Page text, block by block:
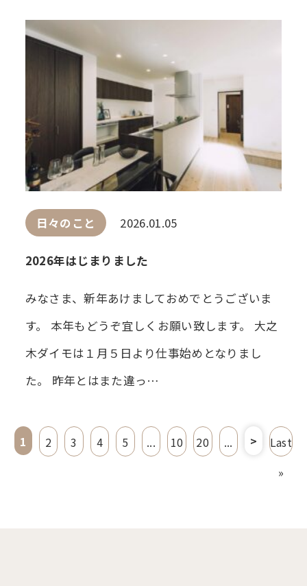
日々のこと 2026.01.05
2026年はじまりました
みなさま、新年あけましておめでとうございま
す。 本年もどうぞ宜しくお願い致します。 大之
木ダイモは１月５日より仕事始めとなりまし
た。 昨年とはまた違っ…
1 2 3 4 5 ... 10 20 ... >
Last
»